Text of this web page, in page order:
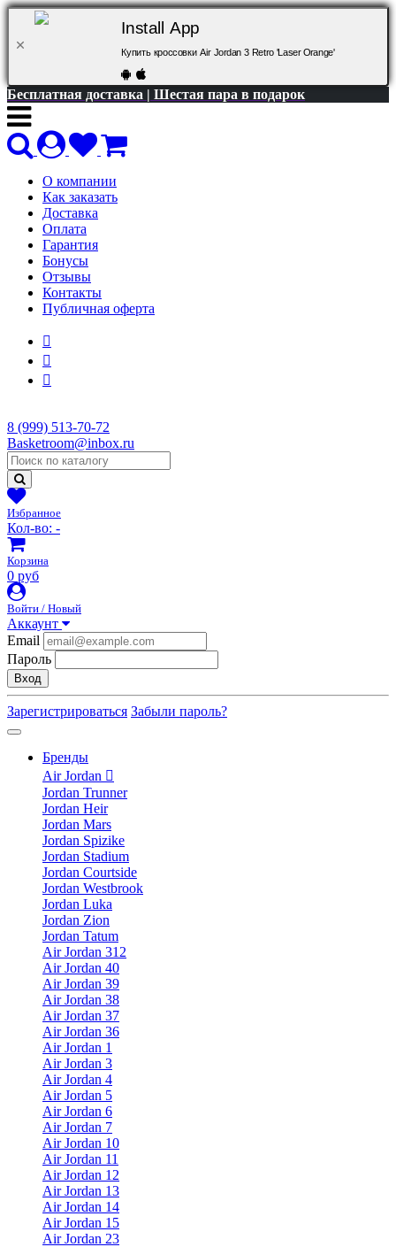
Install App
Купить кроссовки Air Jordan 3 Retro 'Laser Orange'
Бесплатная доставка | Шестая пара в подарок
О компании
Как заказать
Доставка
Оплата
Гарантия
Бонусы
Отзывы
Контакты
Публичная оферта
8 (999) 513-70-72
Basketroom@inbox.ru
Избранное
Кол-во: -
Корзина
0 руб
Войти / Новый
Аккаунт
Email
Пароль
Вход
Зарегистрироваться Забыли пароль?
Бренды
Air Jordan
Jordan Trunner
Jordan Heir
Jordan Mars
Jordan Spizike
Jordan Stadium
Jordan Courtside
Jordan Westbrook
Jordan Luka
Jordan Zion
Jordan Tatum
Air Jordan 312
Air Jordan 40
Air Jordan 39
Air Jordan 38
Air Jordan 37
Air Jordan 36
Air Jordan 1
Air Jordan 3
Air Jordan 4
Air Jordan 5
Air Jordan 6
Air Jordan 7
Air Jordan 10
Air Jordan 11
Air Jordan 12
Air Jordan 13
Air Jordan 14
Air Jordan 15
Air Jordan 23